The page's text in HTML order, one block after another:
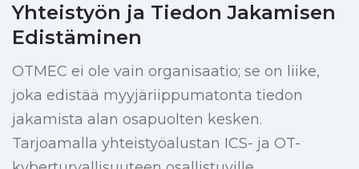
Yhteistyön ja Tiedon Jakamisen
Edistäminen
OTMEC ei ole vain organisaatio; se on liike,
joka edistää myyjäriippumatonta tiedon
jakamista alan osapuolten kesken.
Tarjoamalla yhteistyöalustan ICS- ja OT-